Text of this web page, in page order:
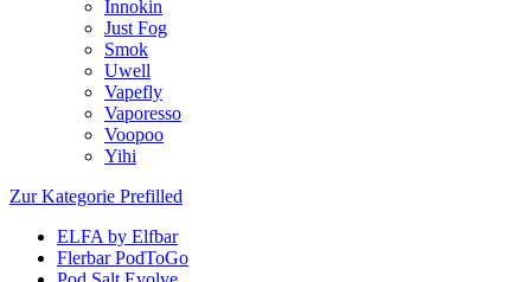
Innokin
Just Fog
Smok
Uwell
Vapefly
Vaporesso
Voopoo
Yihi
Zur Kategorie Prefilled
ELFA by Elfbar
Flerbar PodToGo